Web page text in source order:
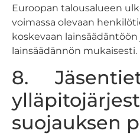
Euroopan talousalueen
voimassa olevaan
koskevaan
lainsäädännön mukaisesti.
8.
suojauksen